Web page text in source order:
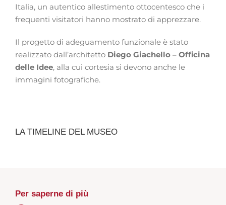
Italia, un autentico allestimento ottocentesco che i
frequenti visitatori hanno mostrato di apprezzare.
Il progetto di adeguamento funzionale è stato
realizzato dall’architetto Diego Giachello – Officina
delle Idee, alla cui cortesia si devono anche le
immagini fotografiche.
LA TIMELINE DEL MUSEO
Per saperne di più